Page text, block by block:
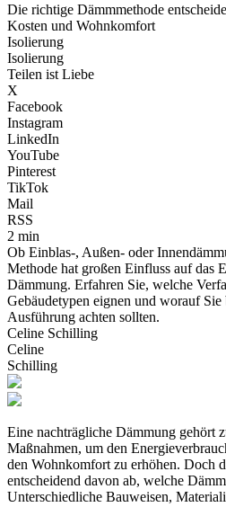
Die richtige Dämmmethode
Kosten und Wohnkomfort
Isolierung
Isolierung
Teilen ist Liebe
X
Facebook
Instagram
LinkedIn
YouTube
Pinterest
TikTok
Mail
RSS
2 min
Ob Einblas-, Außen- oder
Methode hat großen Einfluss auf das
Dämmung. Erfahren Sie, welche
Gebäudetypen eignen und worauf
Ausführung achten sollten.
Celine Schilling
Celine
Schilling
Eine nachträgliche Dämmung gehört
Maßnahmen, um den
den Wohnkomfort zu erhöhen. Doch
entscheidend davon ab, welche
Unterschiedliche Bauweisen,